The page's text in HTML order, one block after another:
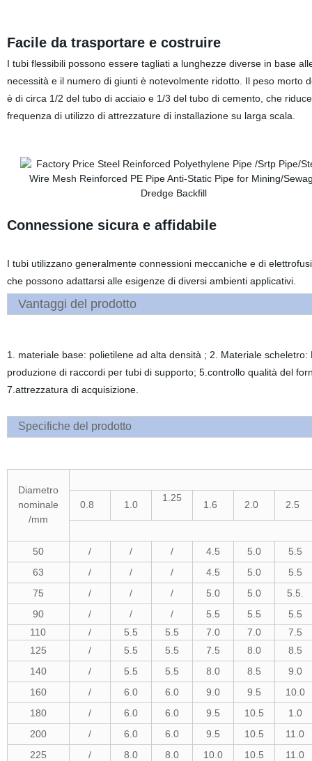
Facile da trasportare e costruire
I tubi flessibili possono essere tagliati a lunghezze diverse in base
necessità e il numero di giunti è notevolmente ridotto. Il peso morto
è di circa 1/2 del tubo di acciaio e 1/3 del tubo di cemento, che
frequenza di utilizzo di attrezzature di installazione su larga scala.
Connessione sicura e affidabile
I tubi utilizzano generalmente connessioni meccaniche e di
che possono adattarsi alle esigenze di diversi ambienti applicativi.
Vantaggi del prodotto
1. materiale base: polietilene ad alta densità ; 2. Materiale
produzione di raccordi per tubi di supporto; 5.controllo qualità del
7.attrezzatura di acquisizione.
Specifiche del prodotto
Diametro
nominale
/mm
0.8 1.0
1.25
1.6 2.0 2.5
50 / / / 4.5 5.0
5.5
63
/ / / 4.5 5.0
5.5
75
/ / / 5.0 5.0
5.5.
90
/ / / 5.5 5.5
5.5
110
/ 5.5 5.5 7.0 7.0
7.5
125
/ 5.5 5.5 7.5 8.0
8.5
140
/ 5.5 5.5 8.0 8.5
9.0
160
/ 6.0 6.0 9.0 9.5
10.0
180
/ 6.0 6.0 9.5 10.5
1.0
200
/ 6.0 6.0 9.5 10.5
11.0
225
/ 8.0 8.0 10.0 10.5
11.0